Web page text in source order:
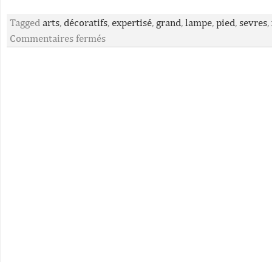
Tagged arts, décoratifs, expertisé, grand, lampe, pied, sevres,
Commentaires fermés